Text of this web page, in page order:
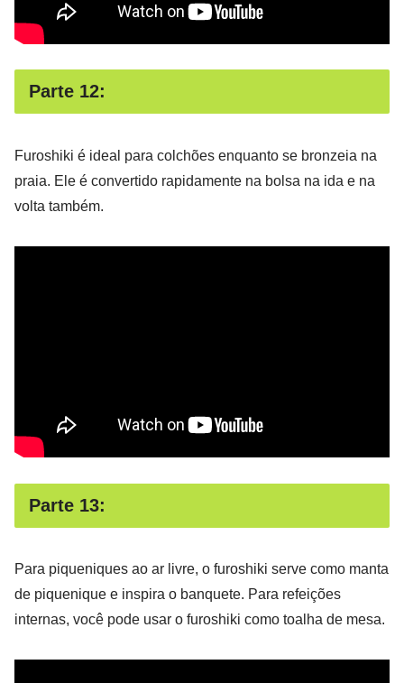
Parte 12:
Furoshiki é ideal para colchões enquanto se bronzeia na
praia. Ele é convertido rapidamente na bolsa na ida e na
volta também.
Parte 13:
Para piqueniques ao ar livre, o furoshiki serve como manta
de piquenique e inspira o banquete. Para refeições
internas, você pode usar o furoshiki como toalha de mesa.